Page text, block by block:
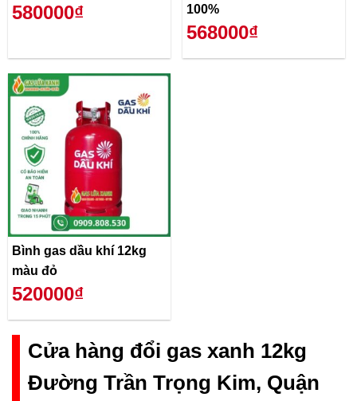
580000₫
100%
568000₫
Bình gas dầu khí 12kg
màu đỏ
520000₫
Cửa hàng đổi gas xanh 12kg
Đường Trần Trọng Kim, Quận